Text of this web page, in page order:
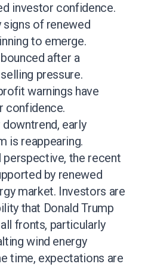
investor confidence.
signs of renewed
to emerge.
after a
pressure.
warnings have
confidence.
early
is reappearing.
perspective, the recent
by renewed
market. Investors are
that Donald Trump
fronts, particularly
wind energy
time, expectations are